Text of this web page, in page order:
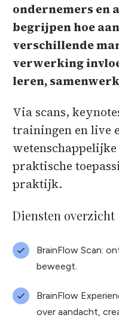
ondernemers en
begrijpen hoe
verschillende
verwerking
leren,
Via scans,
trainingen en live
praktische
praktijk.
Diensten overzicht
BrainFlow Scan:
beweegt.
BrainFlow
over aandacht,